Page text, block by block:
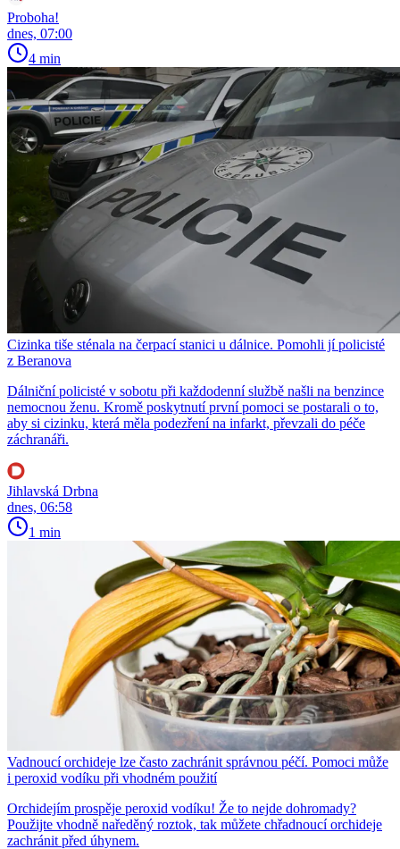
Proboha!
dnes, 07:00
4 min
Cizinka tiše sténala na čerpací stanici u dálnice. Pomohli jí policisté
z Beranova
Dálniční policisté v sobotu při každodenní službě našli na benzince
nemocnou ženu. Kromě poskytnutí první pomoci se postarali o to,
aby si cizinku, která měla podezření na infarkt, převzali do péče
záchranáři.
Jihlavská Drbna
dnes, 06:58
1 min
Vadnoucí orchideje lze často zachránit správnou péčí. Pomoci může
i peroxid vodíku při vhodném použití
Orchidejím prospěje peroxid vodíku! Že to nejde dohromady?
Použijte vhodně naředěný roztok, tak můžete chřadnoucí orchideje
zachránit před úhynem.